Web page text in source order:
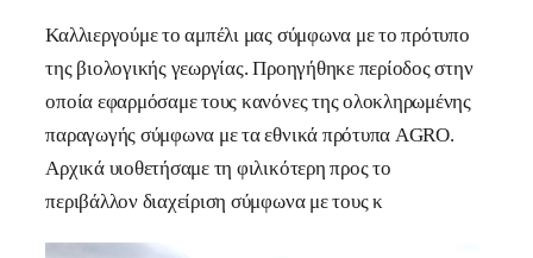
Καλλιεργούμε το αμπέλι μας σύμφωνα με το πρότυπο
της βιολογικής γεωργίας. Προηγήθηκε περίοδος στην
οποία εφαρμόσαμε τους κανόνες της ολοκληρωμένης
παραγωγής σύμφωνα με τα εθνικά πρότυπα AGRO.
Αρχικά υιοθετήσαμε τη φιλικότερη προς το
περιβάλλον διαχείριση σύμφωνα με τους κ